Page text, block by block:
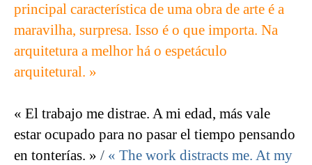
principal característica de uma obra de arte é a
maravilha, surpresa. Isso é o que importa. Na
arquitetura a melhor há o espetáculo
arquitetural. »
« El trabajo me distrae. A mi edad, más vale
estar ocupado para no pasar el tiempo pensando
en tonterías. » / « The work distracts me. At my